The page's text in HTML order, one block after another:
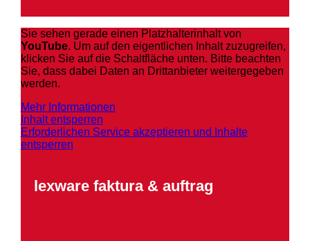
Sie sehen gerade einen Platzhalterinhalt von
YouTube. Um auf den eigentlichen Inhalt zuzugreifen,
klicken Sie auf die Schaltfläche unten. Bitte beachten
Sie, dass dabei Daten an Drittanbieter weitergegeben
werden.
Mehr Informationen
Inhalt entsperren
Erforderlichen Service akzeptieren und Inhalte
entsperren
lexware faktura & auftrag